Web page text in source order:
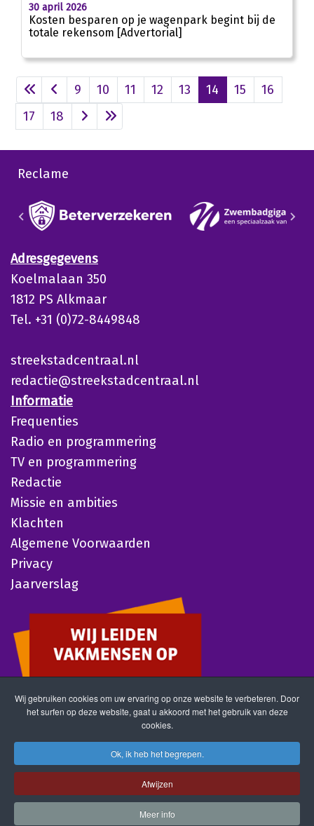
30 april 2026
Kosten besparen op je wagenpark begint bij de
totale rekensom [Advertorial]
9 10 11 12 13 14 15
16
17
18
Reclame
Adresgegevens
Koelmalaan 350
1812 PS Alkmaar
Tel. +31 (0)72-8449848
streekstadcentraal.nl
redactie@streekstadcentraal.nl
Informatie
Frequenties
Radio en programmering
TV en programmering
Redactie
Missie en ambities
Klachten
Algemene Voorwaarden
Privacy
Jaarverslag
Wij gebruiken cookies om uw ervaring op onze website te verbeteren. Door
het surfen op deze website, gaat u akkoord met het gebruik van deze
cookies.
Ok, ik heb het begrepen.
Afwijzen
Meer info